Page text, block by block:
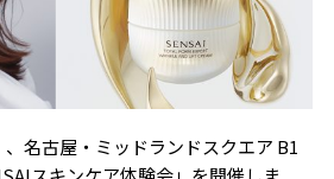
名古屋・ミッドランドスクエア B1